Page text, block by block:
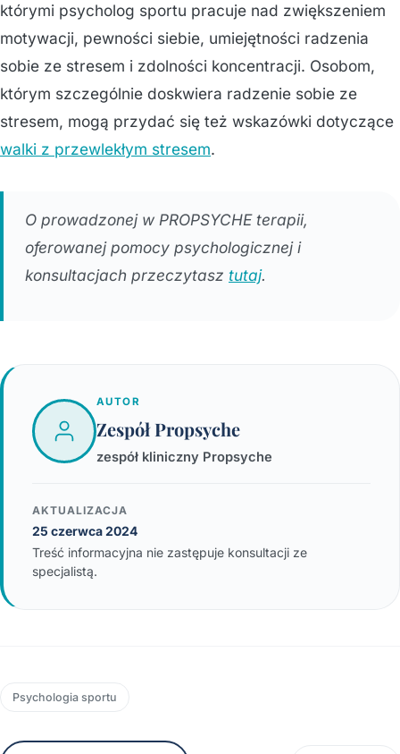
którymi psycholog sportu pracuje nad zwiększeniem
motywacji, pewności siebie, umiejętności radzenia
sobie ze stresem i zdolności koncentracji. Osobom,
którym szczególnie doskwiera radzenie sobie ze
stresem, mogą przydać się też wskazówki dotyczące
walki z przewlekłym stresem.
O prowadzonej w PROPSYCHE terapii,
oferowanej pomocy psychologicznej i
konsultacjach przeczytasz tutaj.
AUTOR
Zespół Propsyche
zespół kliniczny Propsyche
AKTUALIZACJA
25 czerwca 2024
Treść informacyjna nie zastępuje konsultacji ze
specjalistą.
Psychologia sportu